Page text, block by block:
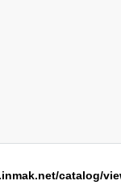
catalog/